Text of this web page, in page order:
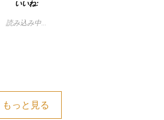
いいね:
読み込み中…
もっと見る